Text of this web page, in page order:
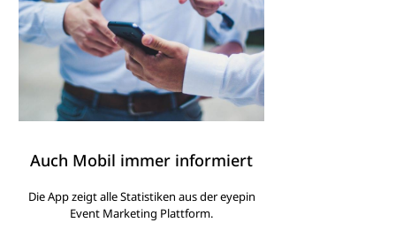
Auch Mobil immer informiert
Die App zeigt alle Statistiken aus der eyepin
Event Marketing Plattform.